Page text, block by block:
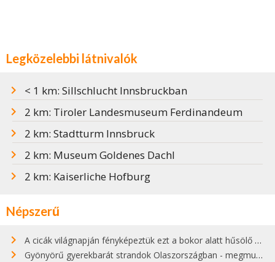
Legközelebbi látnivalók
< 1 km: Sillschlucht Innsbruckban
2 km: Tiroler Landesmuseum Ferdinandeum
2 km: Stadtturm Innsbruck
2 km: Museum Goldenes Dachl
2 km: Kaiserliche Hofburg
Népszerű
A cicák világnapján fényképeztük ezt a bokor alatt hűsölő cicát Kisorosziban
Gyönyörű gyerekbarát strandok Olaszországban - megmutatjuk a 15 legjobbat